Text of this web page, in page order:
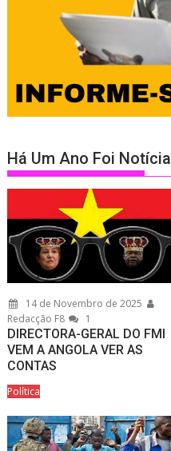
Há Um Ano Foi Notícia
14 de Novembro de 2025
Redacção F8
1
DIRECTORA-GERAL DO FMI
VEM A ANGOLA VER AS
CONTAS
Política